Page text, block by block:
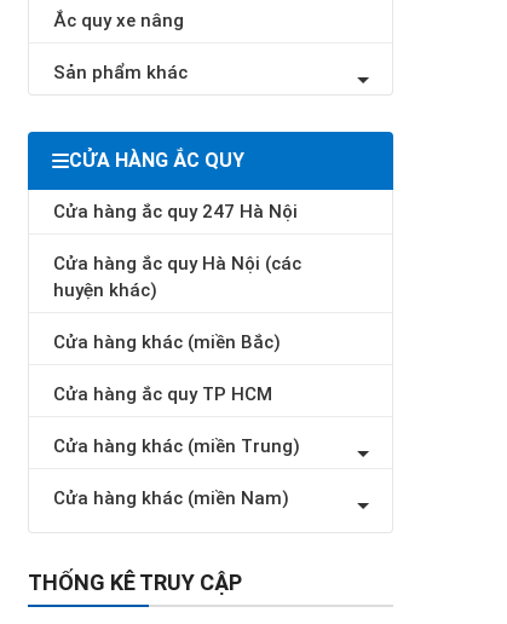
Ắc quy xe nâng
Sản phẩm khác
CỬA HÀNG ẮC QUY
Cửa hàng ắc quy 247 Hà Nội
Cửa hàng ắc quy Hà Nội (các
huyện khác)
Cửa hàng khác (miền Bắc)
Cửa hàng ắc quy TP HCM
Cửa hàng khác (miền Trung)
Cửa hàng khác (miền Nam)
THỐNG KÊ TRUY CẬP